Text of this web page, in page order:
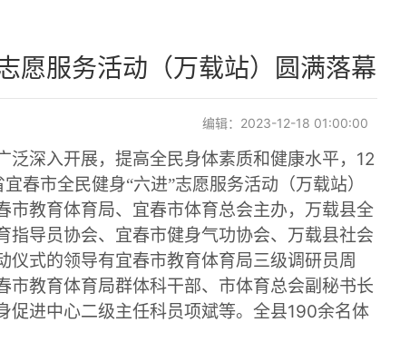
愿服务活动（万载站）圆满落幕
编辑：2023-12-18 01:00:00
深入开展，提高全民身体素质和健康水平， 12
春市全民健身“六进”志愿服务活动（万载站）
市教育体育局、宜春市体育总会主办，万载县全
指导员协会、宜春市健身气功协会、万载县社会
式的领导有宜春市教育体育局三级调研员周
市教育体育局群体科干部、市体育总会副秘书长
促进中心二级主任科员项斌等。全县190余名体